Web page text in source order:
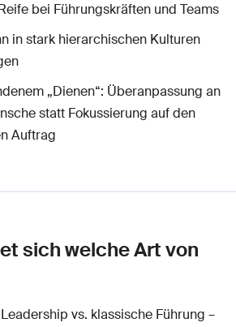
bei Führungskräften und Teams
in stark hierarchischen Kulturen
„Dienen“: Überanpassung an
statt Fokussierung auf den
Auftrag
sich welche Art von
vs. klassische Führung –